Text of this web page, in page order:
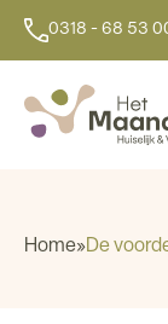
0318 - 68 53
Home»De